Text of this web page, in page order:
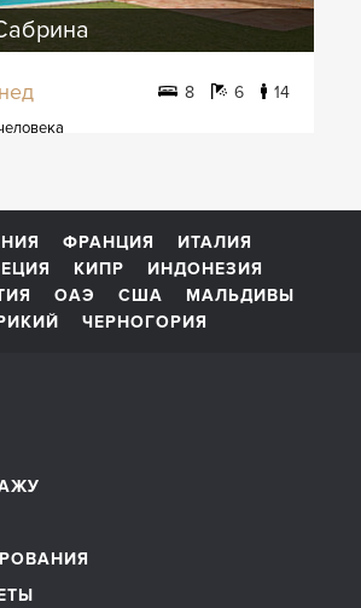
нед 8 6 14
ФРАНЦИЯ
ИТАЛИЯ
КИПР
ИНДОНЕЗИЯ
ОАЭ США
МАЛЬДИВЫ
ЧЕРНОГОРИЯ